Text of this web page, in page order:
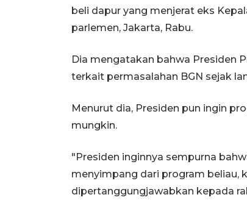
beli dapur yang menjerat eks
parlemen, Jakarta, Rabu.
Dia mengatakan bahwa Presiden
terkait permasalahan BGN sejak
Menurut dia, Presiden pun ingin
mungkin.
"Presiden inginnya sempurna
menyimpang dari program beliau,
dipertanggungjawabkan kepada